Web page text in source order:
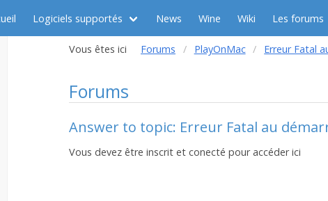
Logiciels supportés News Wine Wiki Les forums
Vous êtes ici Forums PlayOnMac Erreur Fatal
Forums
Answer to topic: Erreur Fatal au
Vous devez être inscrit et conecté pour accéder ici